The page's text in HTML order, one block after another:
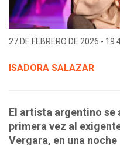
27 DE FEBRERO DE 2026 -
ISADORA SALAZAR
El artista argentino
primera vez al
Vergara, en una